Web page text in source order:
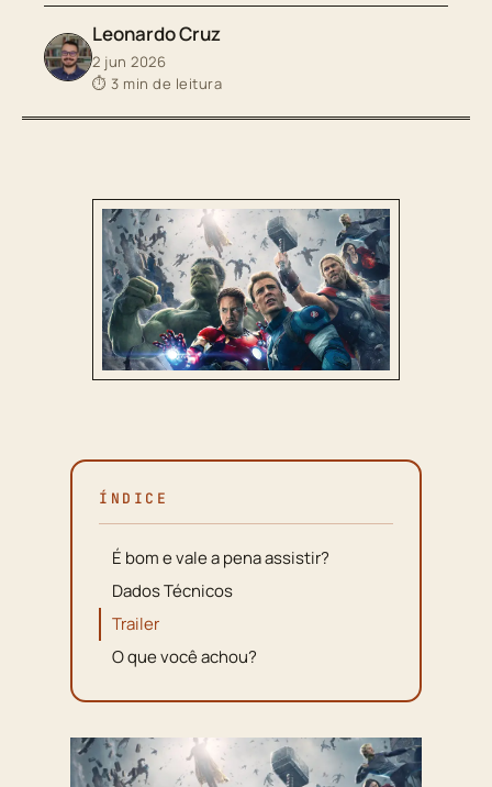
Leonardo Cruz
2 jun 2026
⏱ 3 min de leitura
ÍNDICE
É bom e vale a pena assistir?
Dados Técnicos
Trailer
O que você achou?